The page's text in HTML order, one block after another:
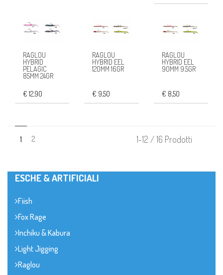
RAGLOU
HYBRID
PELAGIC
85MM 24GR
€ 12,90
RAGLOU
HYBRID EEL
120MM 16GR
€ 9,50
RAGLOU
HYBRID EEL
90MM 9.5GR
€ 8,50
1 2 1-12 / 16 Prodotti
ESCHE & ARTIFICIALI
Fiish
Fox Rage
Inchiku & Kabura
Light Jigging
Raglou